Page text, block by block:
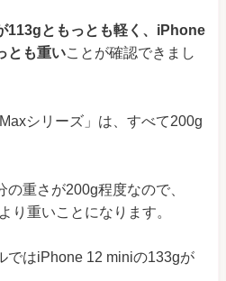
113gともっとも軽く、iPhone
とも重いことが確認できまし
シリーズ」は、すべて200g
重さが200g程度なので、
り重いことになります。
ではiPhone 12 miniの133gが